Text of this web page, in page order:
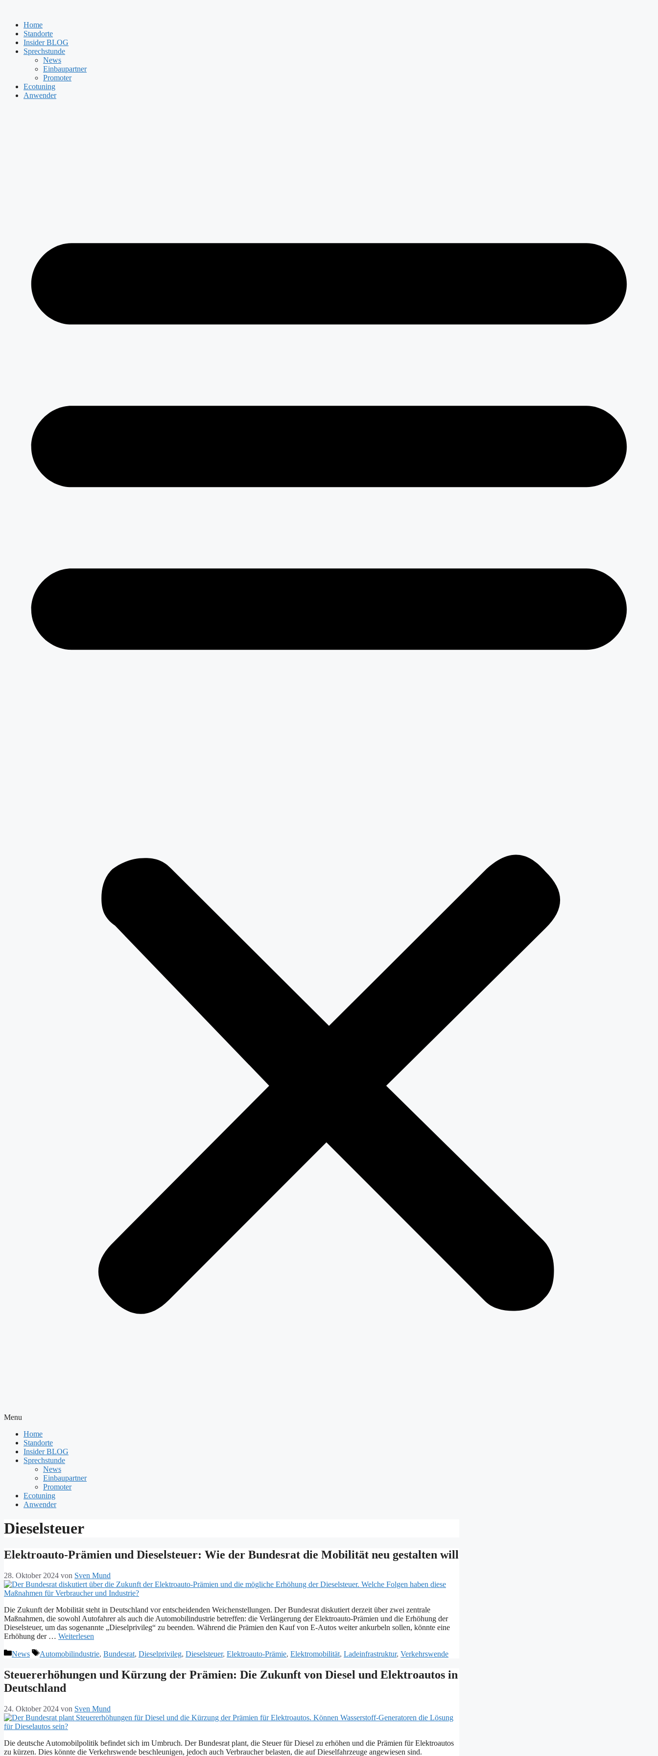
springenHome
Standorte
Insider BLOG
Sprechstunde
News
Einbaupartner
Promoter
Ecotuning
Anwender
Menu
Home
Standorte
Insider BLOG
Sprechstunde
News
Einbaupartner
Promoter
Ecotuning
Anwender
Dieselsteuer
Elektroauto-Prämien und Dieselsteuer: Wie der Bundesrat die Mobilität neu gestalten will
28. Oktober 2024 von Sven Mund
Die Zukunft der Mobilität steht in Deutschland vor entscheidenden Weichenstellungen. Der Bundesrat diskutiert derzeit über zwei zentrale
Maßnahmen, die sowohl Autofahrer als auch die Automobilindustrie betreffen: die Verlängerung der Elektroauto-Prämien und die Erhöhung der
Dieselsteuer, um das sogenannte „Dieselprivileg“ zu beenden. Während die Prämien den Kauf von E-Autos weiter ankurbeln sollen, könnte eine
Erhöhung der … Weiterlesen
Kategorien
News Schlagwörter
Automobilindustrie, Bundesrat, Dieselprivileg, Dieselsteuer, Elektroauto-Prämie, Elektromobilität, Ladeinfrastruktur, Verkehrswende
Steuererhöhungen und Kürzung der Prämien: Die Zukunft von Diesel und Elektroautos in
Deutschland
24. Oktober 2024 von Sven Mund
Die deutsche Automobilpolitik befindet sich im Umbruch. Der Bundesrat plant, die Steuer für Diesel zu erhöhen und die Prämien für Elektroautos
zu kürzen. Dies könnte die Verkehrswende beschleunigen, jedoch auch Verbraucher belasten, die auf Dieselfahrzeuge angewiesen sind.